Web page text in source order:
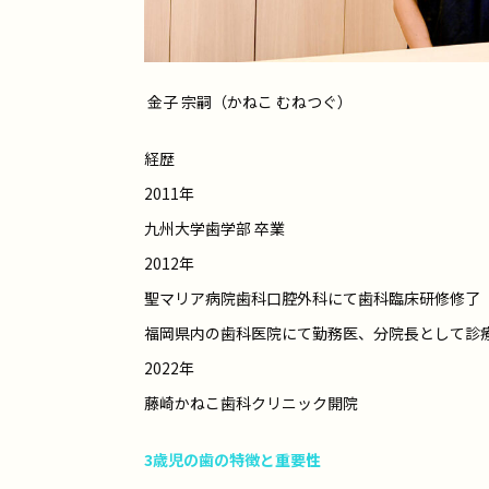
金子 宗嗣（かねこ むねつぐ）
経歴
2011年
九州大学歯学部 卒業
2012年
聖マリア病院歯科口腔外科にて歯科臨床研修修了
福岡県内の歯科医院にて勤務医、分院長として診
2022年
藤崎かねこ歯科クリニック開院
3歳児の歯の特徴と重要性